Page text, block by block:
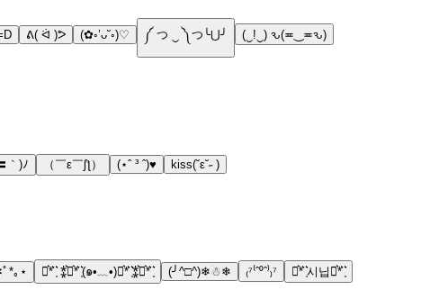
ᕕ( ᐛ )ᕗ (✿◦’ᴗ˘◦)♡ ༼ つ ‿ ༽つ╰⋃╯ (‿!‿) ԅ(≖‿≖ԅ)
｀)ﾉ （￣ε￣ʃƪ） (⋆ˆ ³ ˆ)♥ kiss(˘ε˘˶ )
*｡⋆ ⋆͛*͛ ͙͛ ⁑͛⋆͛*͛ ͙͛(๑•﹏•)⋆͛*͛ ͙͛⁑͛⋆͛*͛ ͙͛ (╯^□^)❄☃❄ ₍⁷⁽ˆ⁰ˆ⁾₎⁷ ⋆͛*͛ ͙͛시닙⋆͛*͛ ͙͛